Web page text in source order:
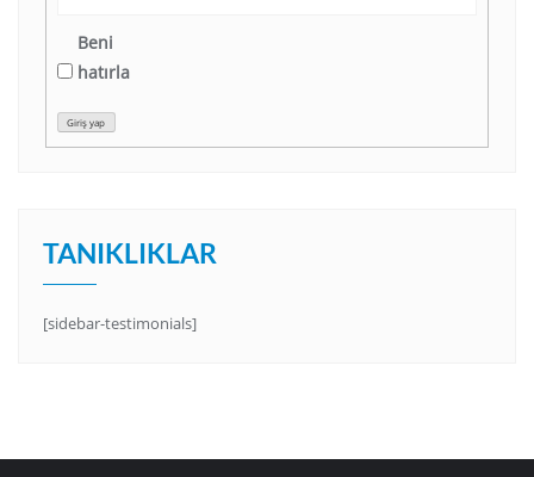
Beni
hatırla
Giriş yap
TANIKLIKLAR
[sidebar-testimonials]